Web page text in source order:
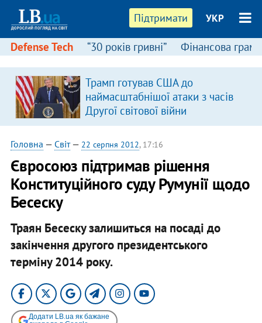
Підтримати УКР
Defense Tech “30 років гривні” Фінансова
Трамп готував США до
наймасштабнішої атаки з часів
Другої світової війни
Головна — Світ— 22 серпня 2012, 17:16
Євросоюз підтримав рішення
Конституційного суду Румунії щодо
Бесеску
Траян Бесеску залишиться на посаді до
закінчення другого президентського
терміну 2014 року.
Додати LB.ua як бажане